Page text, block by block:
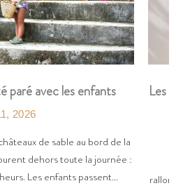
paré avec les enfants
2026
de sable au bord de la
dehors toute la journée :
Les enfants passent...
Les